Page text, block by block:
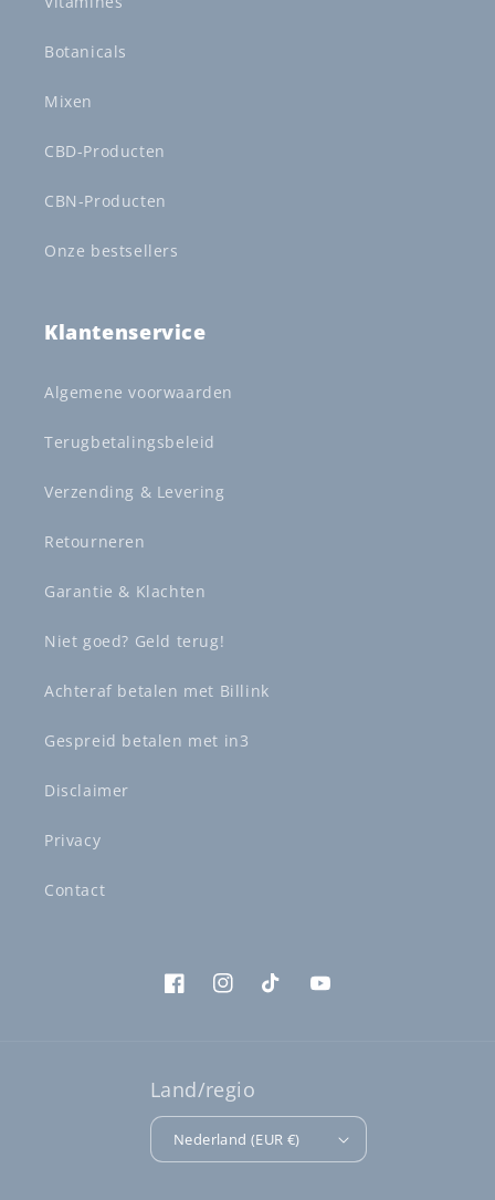
Botanicals
Mixen
CBD-Producten
CBN-Producten
Onze bestsellers
Klantenservice
Algemene voorwaarden
Terugbetalingsbeleid
Verzending & Levering
Retourneren
Garantie & Klachten
Niet goed? Geld terug!
Achteraf betalen met Billink
Gespreid betalen met in3
Disclaimer
Privacy
Contact
FacebookInstagramTikTokYouTube
Land/regio
Nederland (EUR €)